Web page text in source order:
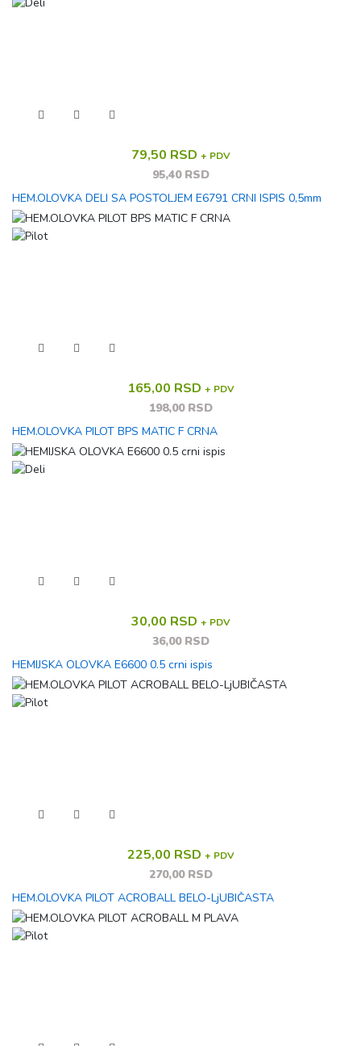
79,50 RSD + PDV
95,40 RSD
HEM.OLOVKA DELI SA POSTOLJEM E6791 CRNI ISPIS 0,5mm
165,00 RSD + PDV
198,00 RSD
HEM.OLOVKA PILOT BPS MATIC F CRNA
30,00 RSD + PDV
36,00 RSD
HEMIJSKA OLOVKA E6600 0.5 crni ispis
225,00 RSD + PDV
270,00 RSD
HEM.OLOVKA PILOT ACROBALL BELO-LjUBIČASTA